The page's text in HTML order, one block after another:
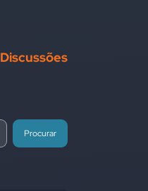
Discussões
Procurar